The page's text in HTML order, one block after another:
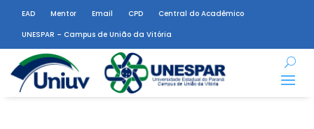
EAD Mentor Email CPD
Central do Acadêmico
UNESPAR – Campus de União da Vitória